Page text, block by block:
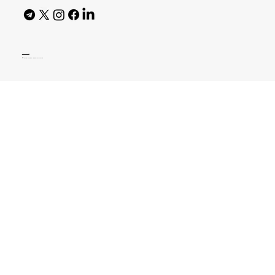
AI Policy
© 2026 High Bar Journal